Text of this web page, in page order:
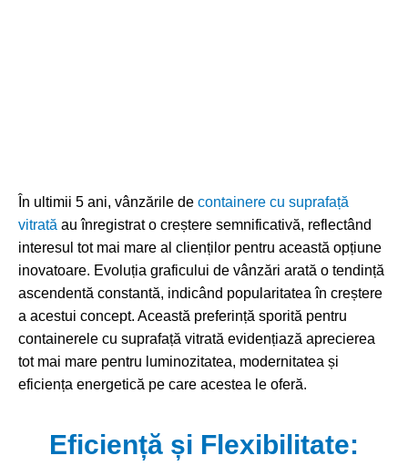
În ultimii 5 ani, vânzările de containere cu suprafață
vitrată au înregistrat o creștere semnificativă, reflectând
interesul tot mai mare al clienților pentru această opțiune
inovatoare. Evoluția graficului de vânzări arată o tendință
ascendentă constantă, indicând popularitatea în creștere
a acestui concept. Această preferință sporită pentru
containerele cu suprafață vitrată evidențiază aprecierea
tot mai mare pentru luminozitatea, modernitatea și
eficiența energetică pe care acestea le oferă.
Eficiență și Flexibilitate: